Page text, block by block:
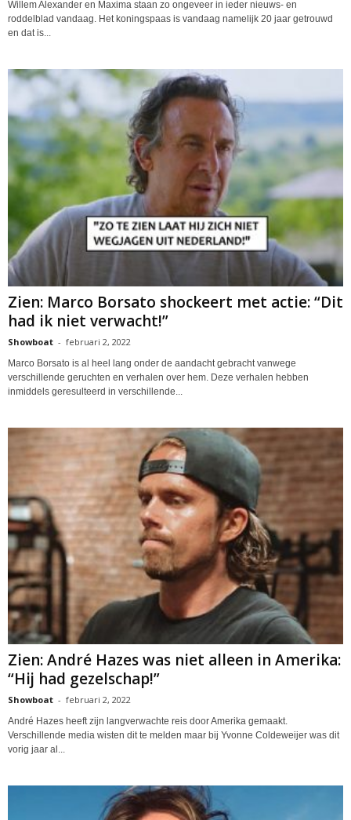
Willem Alexander en Maxima staan zo ongeveer in ieder nieuws- en
roddelblad vandaag. Het koningspaas is vandaag namelijk 20 jaar getrouwd
en dat is...
Zien: Marco Borsato shockeert met actie: “Dit
had ik niet verwacht!”
Showboat - februari 2, 2022
Marco Borsato is al heel lang onder de aandacht gebracht vanwege
verschillende geruchten en verhalen over hem. Deze verhalen hebben
inmiddels geresulteerd in verschillende...
Zien: André Hazes was niet alleen in Amerika:
“Hij had gezelschap!”
Showboat - februari 2, 2022
André Hazes heeft zijn langverwachte reis door Amerika gemaakt.
Verschillende media wisten dit te melden maar bij Yvonne Coldeweijer was dit
vorig jaar al...